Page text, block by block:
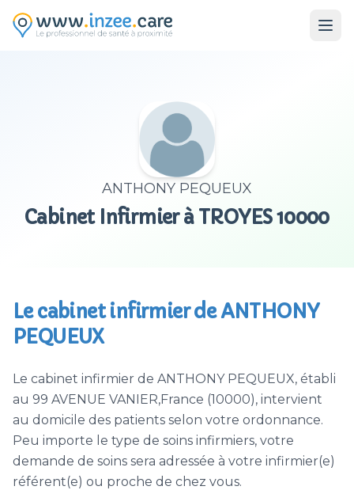
ANTHONY PEQUEUX
Cabinet Infirmier à TROYES 10000
Le cabinet infirmier de ANTHONY
PEQUEUX
Le cabinet infirmier de ANTHONY PEQUEUX, établi
au 99 AVENUE VANIER,France (10000), intervient
au domicile des patients selon votre ordonnance.
Peu importe le type de soins infirmiers, votre
demande de soins sera adressée à votre infirmier(e)
référent(e) ou proche de chez vous.